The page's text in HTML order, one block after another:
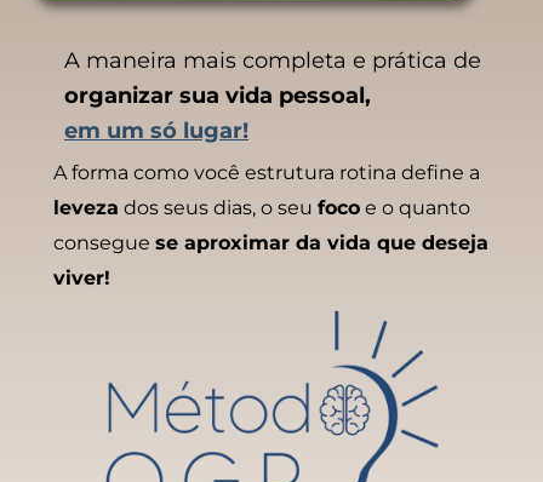
A maneira mais completa e prática de
organizar sua vida pessoal,
em um só lugar!
A forma como você estrutura rotina define a
leveza dos seus dias, o seu foco e o quanto
consegue se aproximar da vida que deseja
viver!